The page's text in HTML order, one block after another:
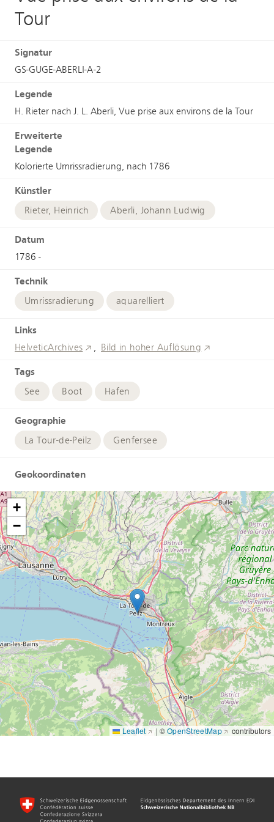
Tour
Signatur
GS-GUGE-ABERLI-A-2
Legende
H. Rieter nach J. L. Aberli, Vue prise aux environs de la Tour
Erweiterte
Legende
Kolorierte Umrissradierung, nach 1786
Künstler
Rieter, Heinrich Aberli, Johann Ludwig
Datum
1786 -
Technik
Umrissradierung aquarelliert
Links
HelveticArchives Bild in hoher Auflösung
Tags
See Boot Hafen
Geographie
La Tour-de-Peilz Genfersee
Geokoordinaten
+
−
Leaflet | ©OpenStreetMap contributors
Display style
Metadata view